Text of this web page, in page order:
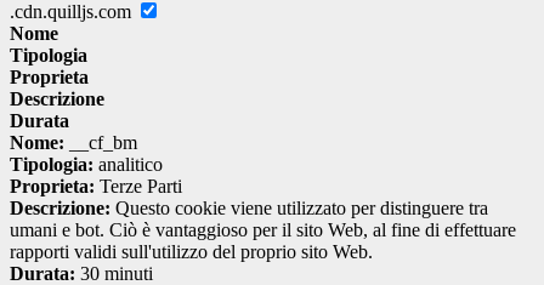
.cdn.quilljs.com
Nome
Tipologia
Proprieta
Descrizione
Durata
Nome: __cf_bm
Tipologia: analitico
Proprieta: Terze Parti
Descrizione: Questo cookie viene utilizzato per distinguere tra
umani e bot. Ciò è vantaggioso per il sito Web, al fine di effettuare
rapporti validi sull'utilizzo del proprio sito Web.
Durata: 30 minuti